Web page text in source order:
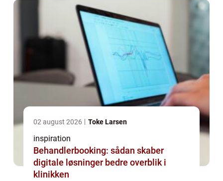
02 august 2026 Toke Larsen
inspiration
Behandlerbooking: sådan skaber
digitale løsninger bedre overblik i
klinikken